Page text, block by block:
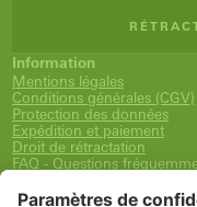
Information
Mentions légales
Conditions générales (CGV)
Protection des données
Expédition et paiement
Droit de rétractation
FAQ - Questions
Newsletter